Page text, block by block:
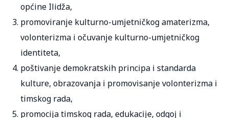
općine Ilidža,
promoviranje kulturno-umjetničkog amaterizma,
volonterizma i očuvanje kulturno-umjetničkog
identiteta,
poštivanje demokratskih principa i standarda
kulture, obrazovanja i promovisanje volonterizma i
timskog rada,
promocija timskog rada, edukacije, odgoj i